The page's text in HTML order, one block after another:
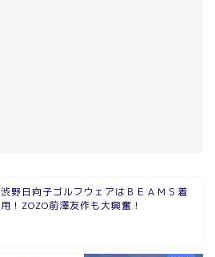
渋野日向子ゴルフウェアはＢＥＡＭＳ着
用！ZOZO前澤友作も大興奮！